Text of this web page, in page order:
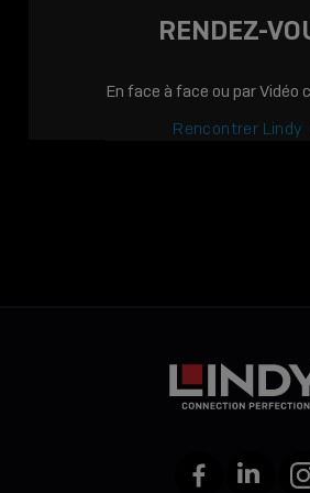
RENDEZ-
En face à face ou par Vidéo
Rencontrer Lindy
FacebookLinkedIn